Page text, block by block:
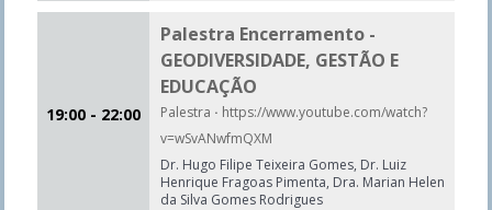
19:00 - 22:00
Palestra Encerramento -
GEODIVERSIDADE, GESTÃO E
EDUCAÇÃO
Palestra · https://www.youtube.com/watch?
v=wSvANwfmQXM
Dr. Hugo Filipe Teixeira Gomes, Dr. Luiz
Henrique Fragoas Pimenta, Dra. Marian Helen
da Silva Gomes Rodrigues